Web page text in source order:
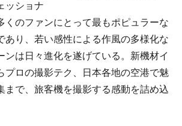
ッショナ
くのファンにとって最もポピュラーな
あり、若い感性による作風の多様化な
ンは日々進化を遂げている。新機材イ
プロの撮影テク、日本各地の空港で魅
まで、旅客機を撮影する感動を詰め込